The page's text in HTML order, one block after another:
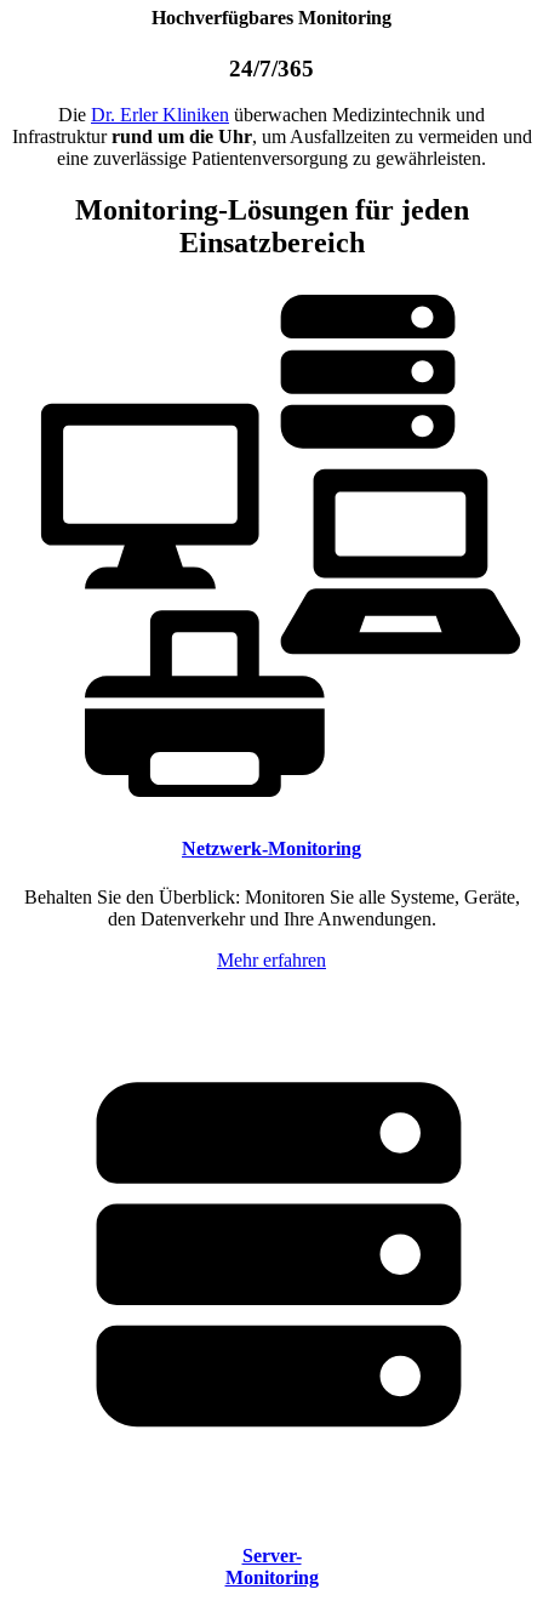
Hochverfügbares Monitoring
24/7/365
Die Dr. Erler Kliniken überwachen Medizintechnik und
Infrastrukturrund um die Uhr, um Ausfallzeiten zu vermeiden und
eine zuverlässige Patientenversorgung zu gewährleisten.
Monitoring-Lösungen für jeden
Einsatzbereich
Netzwerk-Monitoring
Behalten Sie den Überblick: Monitoren Sie alle Systeme, Geräte,
den Datenverkehr und Ihre Anwendungen.
Mehr erfahren
Server-
Monitoring